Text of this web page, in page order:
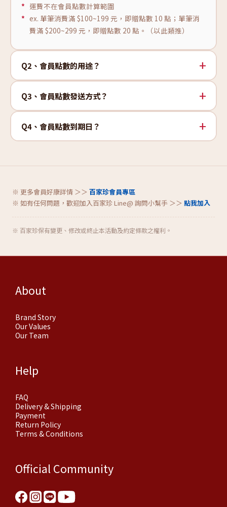
運費不在會員點數計算範圍
ex. 單筆消費滿 $100~199 元，即贈點數 10 點；單筆消
費滿 $200~299 元，即贈點數 20 點。（以此類推）
Q2、會員點數的用途？
Q3、會員點數發送方式？
Q4、會員點數到期日？
※ 更多會員好康詳情 ＞＞ 百家珍會員專區
※ 如有任何問題，歡迎加入百家珍 Line@ 詢問小幫手 ＞＞ 點我加入
※ 百家珍保有變更、修改或終止本活動及約定條款之權利。
About
Brand Story
Our Values
Our Team
Help
FAQ
Delivery & Shipping
Payment
Return Policy
Terms & Conditions
Official Community